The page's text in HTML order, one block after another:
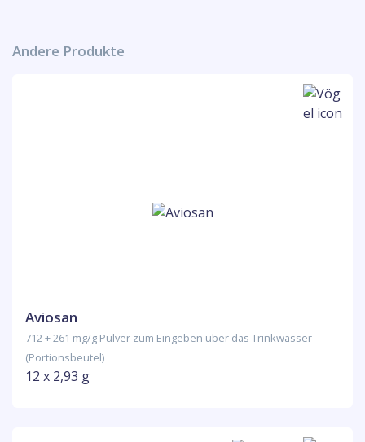
Andere Produkte
Aviosan
712 + 261 mg/g Pulver zum Eingeben über das Trinkwasser
(Portionsbeutel)
12 x 2,93 g